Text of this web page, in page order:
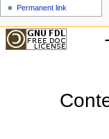
Permanent link